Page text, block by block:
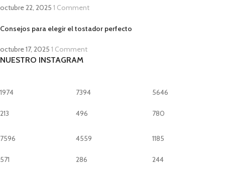
octubre 22, 2025 1 Comment
Consejos para elegir el tostador perfecto
octubre 17, 2025 1 Comment
NUESTRO INSTAGRAM
1974
213
7394
496
5646
780
7596
571
4559
286
1185
244